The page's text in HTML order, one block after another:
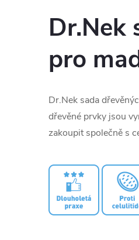
Dr.Nek
pro
Dr.Nek sada
dřevěné prvky jsou
zakoupit společně s